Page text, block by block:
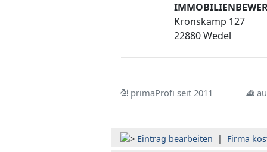
Kronskamp 127
22880 Wedel
primaProfi seit 2011
Eintrag bearbeiten | Firma